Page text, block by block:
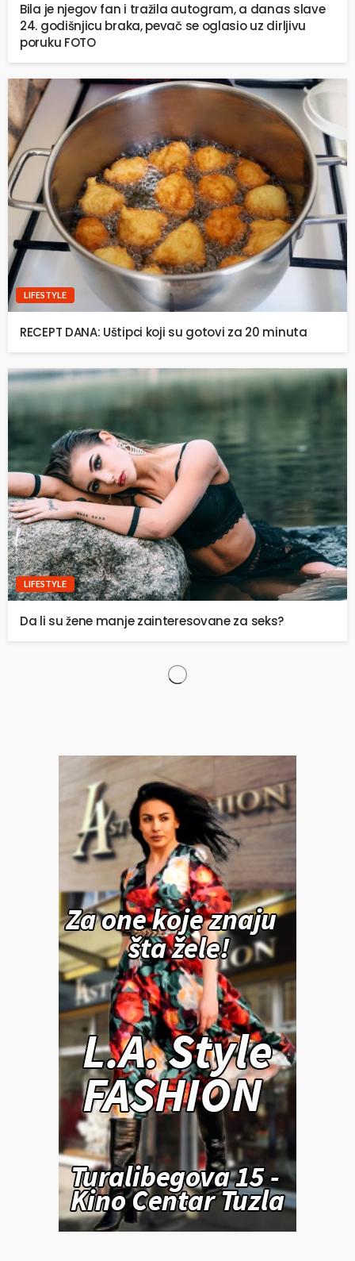
Bila je njegov fan i tražila autogram, a danas slave
24. godišnjicu braka, pevač se oglasio uz dirljivu
poruku FOTO
LIFESTYLE
RECEPT DANA: Uštipci koji su gotovi za 20 minuta
LIFESTYLE
Da li su žene manje zainteresovane za seks?